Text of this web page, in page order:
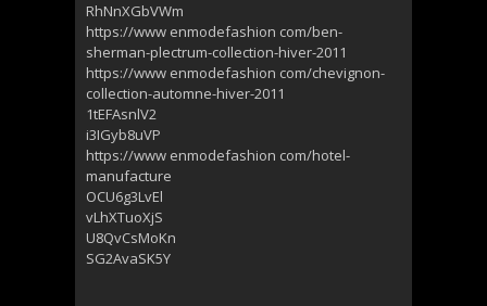
RhNnXGbVWm
https://www enmodefashion com/ben-
sherman-plectrum-collection-hiver-2011
https://www enmodefashion com/chevignon-
collection-automne-hiver-2011
1tEFAsnlV2
i3IGyb8uVP
https://www enmodefashion com/hotel-
manufacture
OCU6g3LvEl
vLhXTuoXjS
U8QvCsMoKn
SG2AvaSK5Y